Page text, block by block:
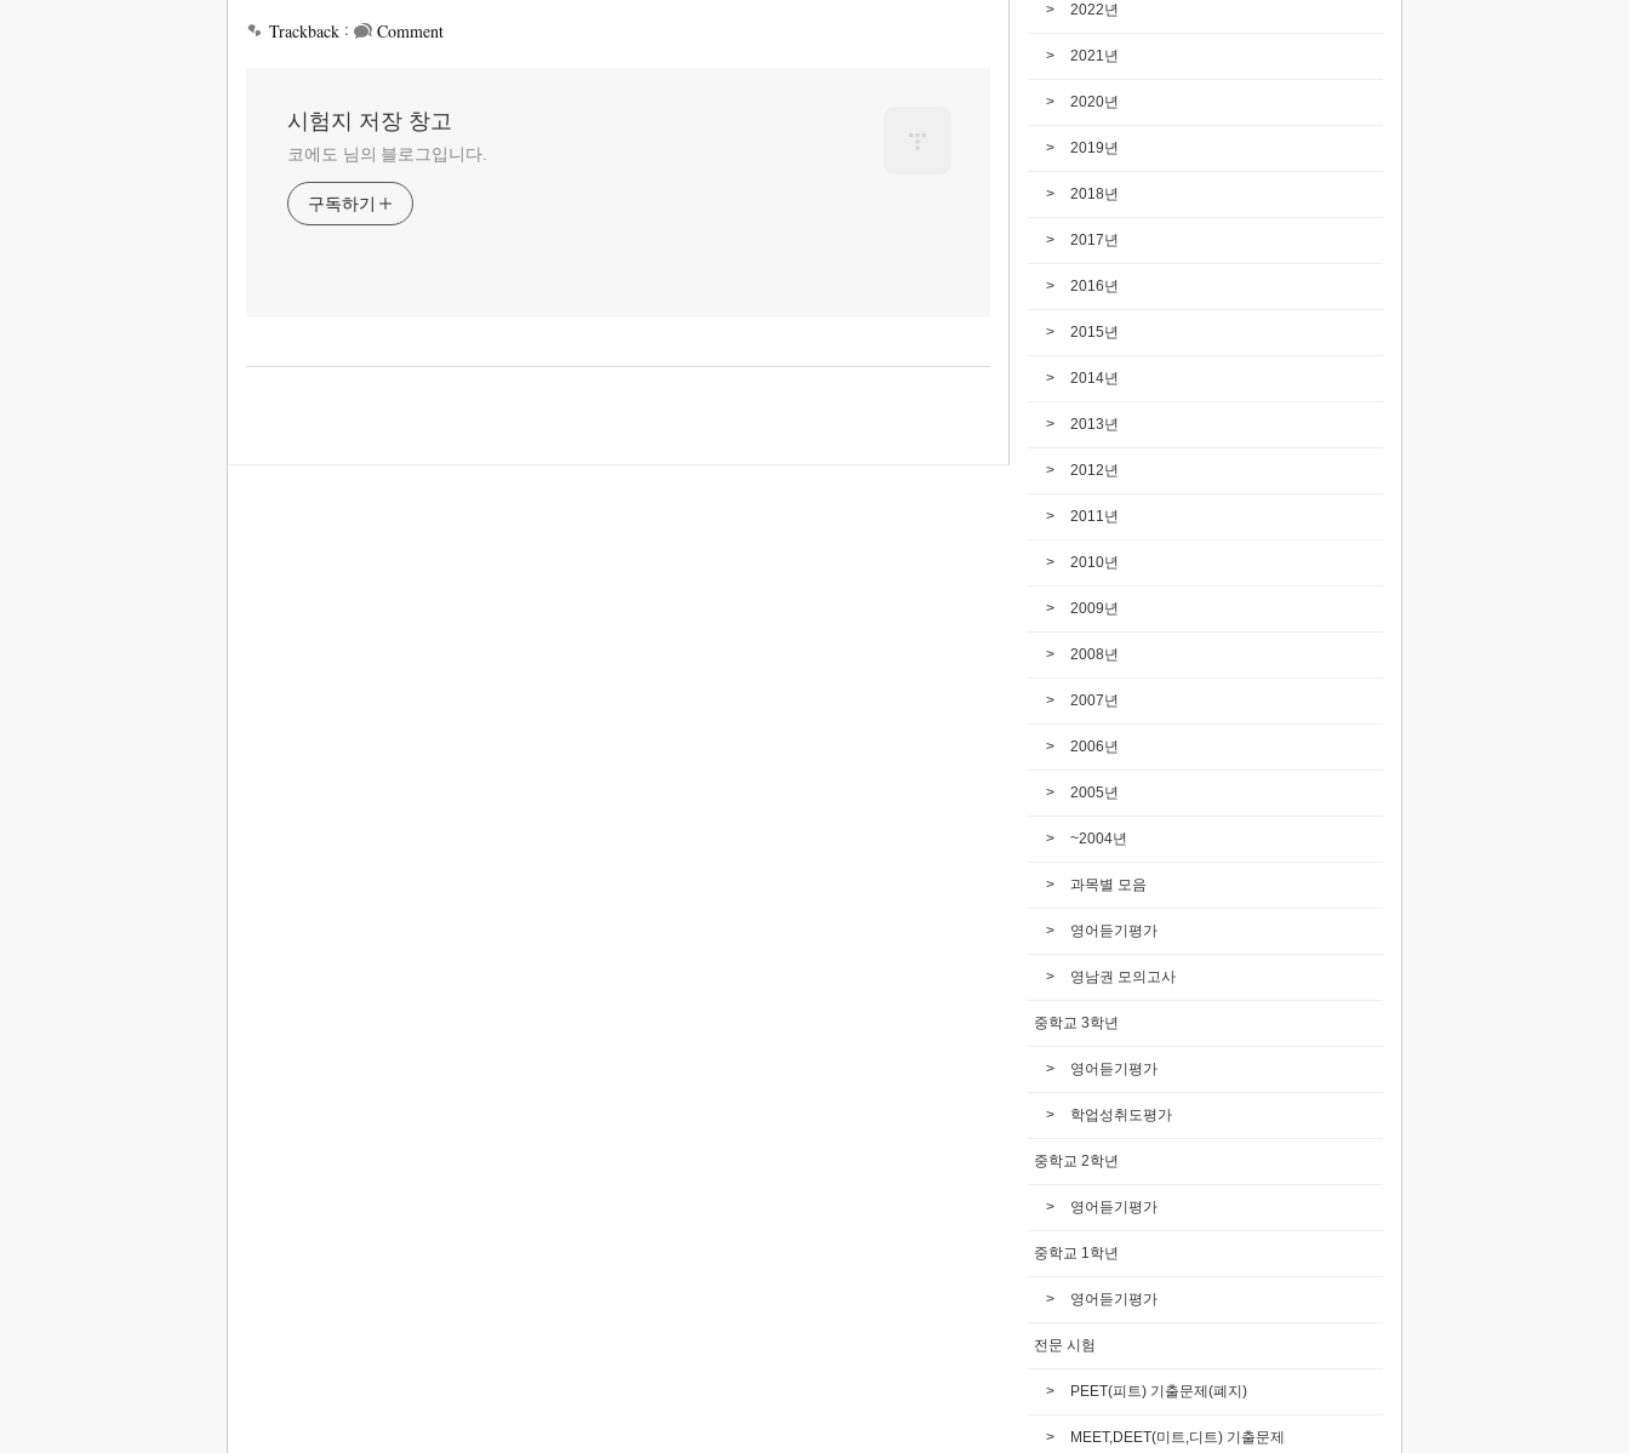
Trackback : Comment
시험지 저장 창고
코에도 님의 블로그입니다.
구독하기
2022년
2021년
2020년
2019년
2018년
2017년
2016년
2015년
2014년
2013년
2012년
2011년
2010년
2009년
2008년
2007년
2006년
2005년
~2004년
과목별 모음
영어듣기평가
영남권 모의고사
중학교 3학년
영어듣기평가
학업성취도평가
중학교 2학년
영어듣기평가
중학교 1학년
영어듣기평가
전문 시험
PEET(피트) 기출문제(폐지)
MEET,DEET(미트,디트) 기출문제